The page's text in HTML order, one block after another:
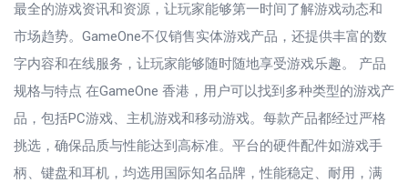
最全的游戏资讯和资源，让玩家能够第一时间了解游戏动态和
市场趋势。GameOne不仅销售实体游戏产品，还提供丰富的数
字内容和在线服务，让玩家能够随时随地享受游戏乐趣。 产品
规格与特点 在GameOne 香港，用户可以找到多种类型的游戏产
品，包括PC游戏、主机游戏和移动游戏。每款产品都经过严格
挑选，确保品质与性能达到高标准。平台的硬件配件如游戏手
柄、键盘和耳机，均选用国际知名品牌，性能稳定、耐用，满